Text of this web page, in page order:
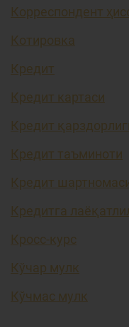
Корреспондент
Котировка
Кредит
Кредит картаси
Кредит
Кредит таъминоти
Кредит
Кредитга
Кросс-курс
Кўчар мулк
Кўчмас мулк